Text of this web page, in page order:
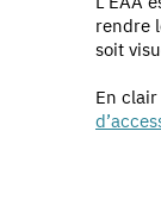
rendre
soit
En clair